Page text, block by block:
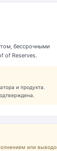
бессрочными
of Reserves.
и продукта.
или